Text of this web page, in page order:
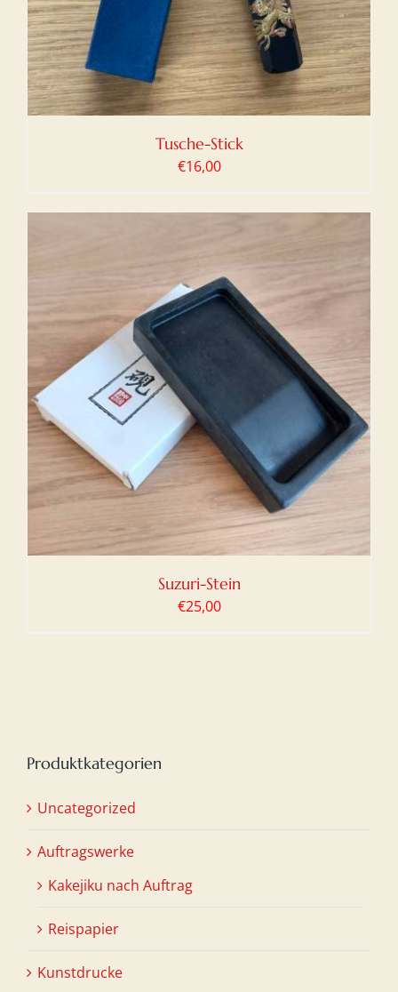
Tusche-Stick
€16,00
Suzuri-Stein
€25,00
Produktkategorien
Uncategorized
Auftragswerke
Kakejiku nach Auftrag
Reispapier
Kunstdrucke